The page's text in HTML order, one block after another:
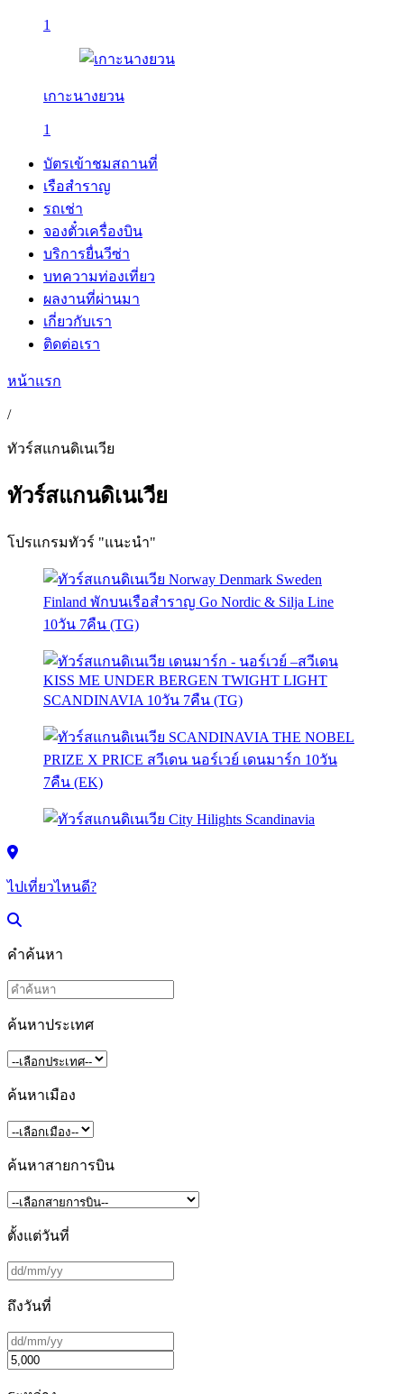
1
เกาะนางยวน
1
บัตรเข้าชมสถานที่
เรือสำราญ
รถเช่า
จองตั๋วเครื่องบิน
บริการยื่นวีซ่า
บทความท่องเที่ยว
ผลงานที่ผ่านมา
เกี่ยวกับเรา
ติดต่อเรา
หน้าแรก
/
ทัวร์สแกนดิเนเวีย
ทัวร์สแกนดิเนเวีย
โปรแกรมทัวร์ "แนะนำ"
ไปเที่ยวไหนดี?
คำค้นหา
ค้นหาประเทศ
ค้นหาเมือง
ค้นหาสายการบิน
ตั้งแต่วันที่
ถึงวันที่